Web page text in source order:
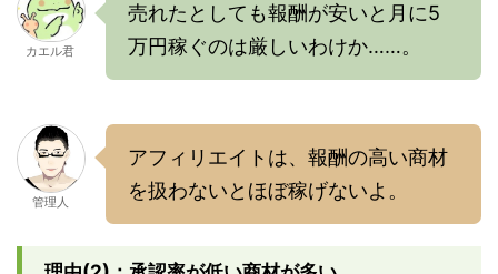
カエル君
売れたとしても報酬が安いと月に5
万円稼ぐのは厳しいわけか……。
管理人
アフィリエイトは、報酬の高い商材
を扱わないとほぼ稼げないよ。